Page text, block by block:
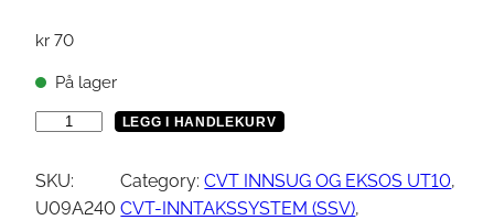
kr 70
På lager
T
I
LEGG I HANDLEKURV
SKU:
U09A240
Category:CVT INNSUG OG EKSOS UT10
CVT-INNTAKSSYSTEM (SSV)